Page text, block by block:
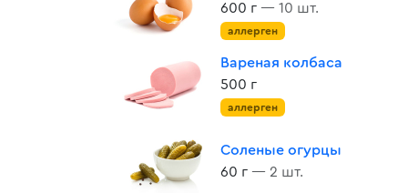
600 г — 10 шт.
аллерген
Вареная колбаса
500 г
аллерген
Соленые огурцы
60 г — 2 шт.